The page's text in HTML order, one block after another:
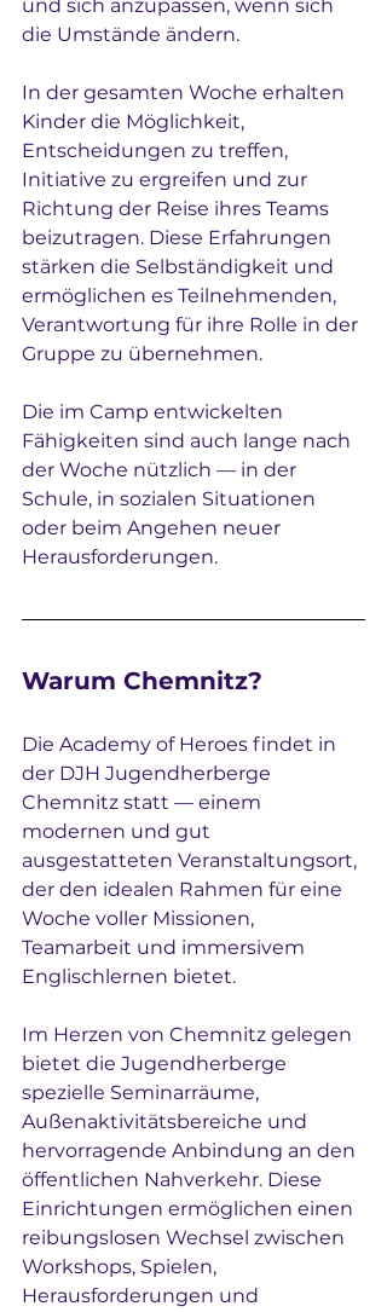
und sich anzupassen, wenn sich
die Umstände ändern.
In der gesamten Woche erhalten
Kinder die Möglichkeit,
Entscheidungen zu treffen,
Initiative zu ergreifen und zur
Richtung der Reise ihres Teams
beizutragen. Diese Erfahrungen
stärken die Selbständigkeit und
ermöglichen es Teilnehmenden,
Verantwortung für ihre Rolle in der
Gruppe zu übernehmen.
Die im Camp entwickelten
Fähigkeiten sind auch lange nach
der Woche nützlich — in der
Schule, in sozialen Situationen
oder beim Angehen neuer
Herausforderungen.
Warum Chemnitz?
Die Academy of Heroes findet in
der DJH Jugendherberge
Chemnitz statt — einem
modernen und gut
ausgestatteten Veranstaltungsort,
der den idealen Rahmen für eine
Woche voller Missionen,
Teamarbeit und immersivem
Englischlernen bietet.
Im Herzen von Chemnitz gelegen
bietet die Jugendherberge
spezielle Seminarräume,
Außenaktivitätsbereiche und
hervorragende Anbindung an den
öffentlichen Nahverkehr. Diese
Einrichtungen ermöglichen einen
reibungslosen Wechsel zwischen
Workshops, Spielen,
Herausforderungen und